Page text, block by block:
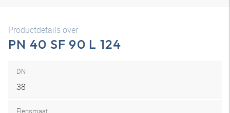
Productdetails over
PN 40 SF 90 L 124
DN
38
Flensmaat